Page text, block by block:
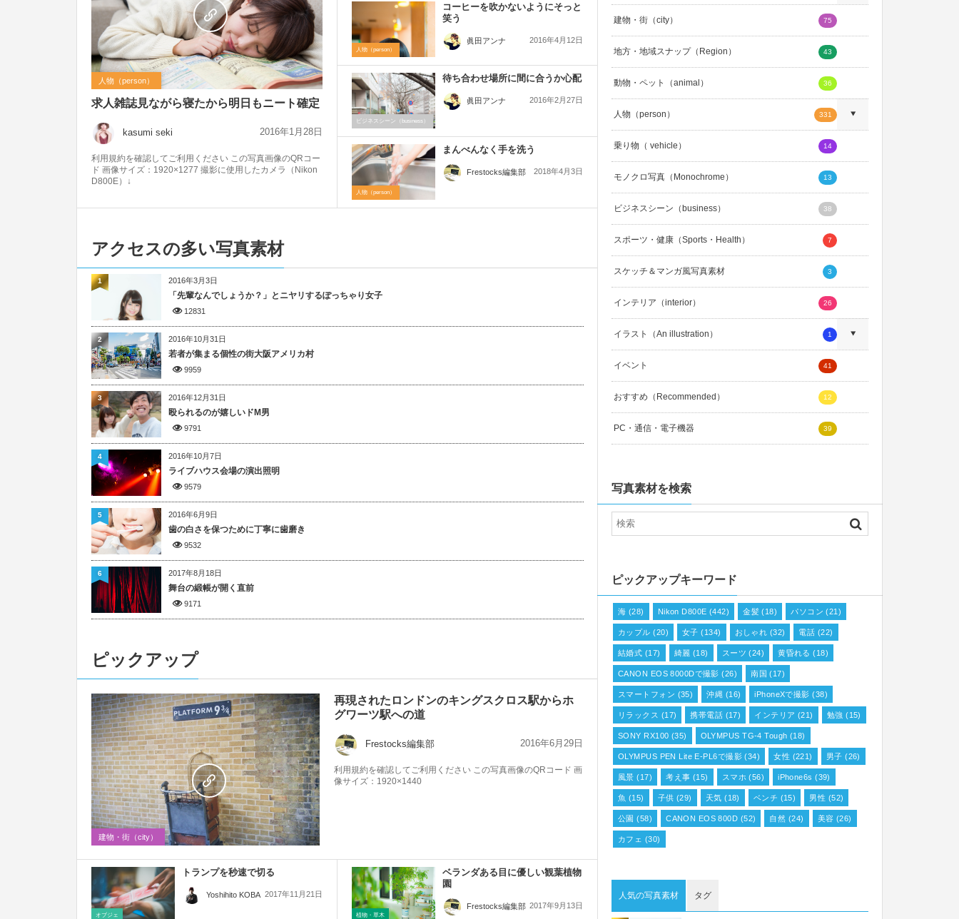
人物（person）
求人雑誌見ながら寝たから明日もニート確定
kasumi seki 2016年1月28日
利用規約を確認してご利用ください この写真画像のQRコー
ド 画像サイズ：1920×1277 撮影に使用したカメラ（Nikon
D800E）↓
人物（person）
コーヒーを吹かないようにそっと
笑う
眞田アンナ 2016年4月12日
ビジネスシーン（business）
待ち合わせ場所に間に合うか心配
眞田アンナ 2016年2月27日
人物（person）
まんべんなく手を洗う
Frestocks編集部 2018年4月3日
アクセスの多い写真素材
2016年3月3日
「先輩なんでしょうか？」とニヤリするぽっちゃり女子
12831
1
2016年10月31日
若者が集まる個性の街大阪アメリカ村
9959
2
2016年12月31日
殴られるのが嬉しいドM男
9791
3
2016年10月7日
ライブハウス会場の演出照明
9579
4
2016年6月9日
歯の白さを保つために丁寧に歯磨き
9532
5
2017年8月18日
舞台の緞帳が開く直前
9171
6
ピックアップ
建物・街（city）
再現されたロンドンのキングスクロス駅からホ
グワーツ駅への道
Frestocks編集部 2016年6月29日
利用規約を確認してご利用ください この写真画像のQRコード 画
像サイズ：1920×1440
オブジェ
トランプを秒速で切る
Yoshihito KOBA 2017年11月21日
植物・草木
ベランダある目に優しい観葉植物
園
Frestocks編集部 2017年9月13日
建物・街（city） 75
地方・地域スナップ（Region） 43
動物・ペット（animal） 36
人物（person） 331
乗り物（ vehicle） 14
モノクロ写真（Monochrome） 13
ビジネスシーン（business） 38
スポーツ・健康（Sports・Health） 7
スケッチ＆マンガ風写真素材 3
インテリア（interior） 26
イラスト（An illustration） 1
イベント 41
おすすめ（Recommended） 12
PC・通信・電子機器 39
写真素材を検索
ピックアップキーワード
海 (28) Nikon D800E (442) 金髪 (18) パソコン (21)
カップル (20) 女子 (134) おしゃれ (32) 電話 (22)
結婚式 (17) 綺麗 (18) スーツ (24) 黄昏れる (18)
CANON EOS 8000Dで撮影 (26) 南国 (17)
スマートフォン (35) 沖縄 (16) iPhoneXで撮影 (38)
リラックス (17) 携帯電話 (17) インテリア (21) 勉強 (15)
SONY RX100 (35) OLYMPUS TG-4 Tough (18)
OLYMPUS PEN Lite E-PL6で撮影 (34) 女性 (221) 男子 (26)
風景 (17) 考え事 (15) スマホ (56) iPhone6s (39)
魚 (15) 子供 (29) 天気 (18) ベンチ (15) 男性 (52)
公園 (58) CANON EOS 800D (52) 自然 (24) 美容 (26)
カフェ (30)
人気の写真素材 タグ